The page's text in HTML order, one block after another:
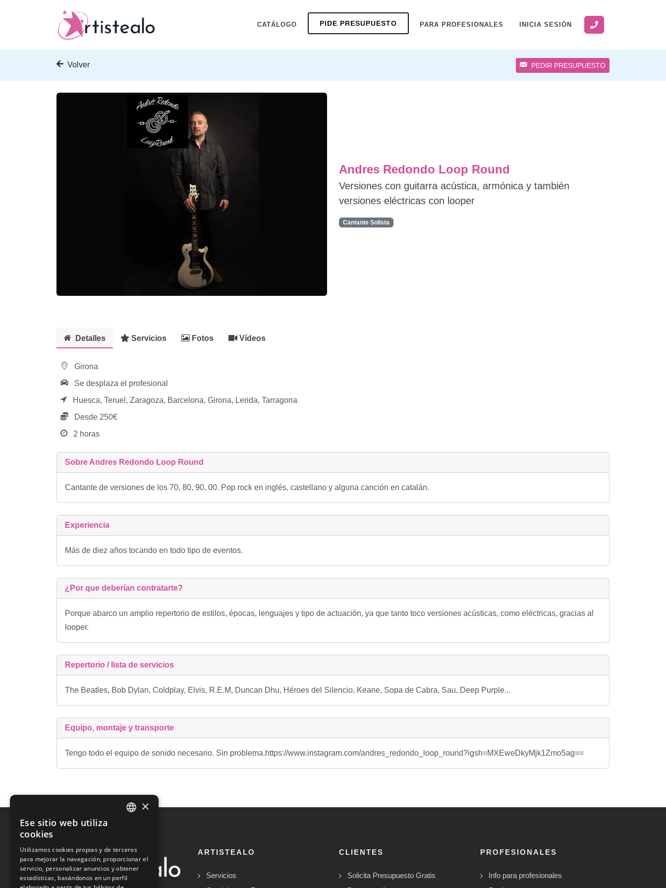
CATÁLOGO PIDE PRESUPUESTO PARA PROFESIONALES INICIA SESIÓN
Volver PEDIR PRESUPUESTO
Andres Redondo Loop Round
Versiones con guitarra acústica, armónica y también
versiones eléctricas con looper
Cantante Solista
Detalles Servicios Fotos Vídeos
Girona
Se desplaza el profesional
Huesca, Teruel, Zaragoza, Barcelona, Girona, Lerida, Tarragona
Desde 250€
2 horas
Sobre Andres Redondo Loop Round
Cantante de versiones de los 70, 80, 90, 00. Pop rock en inglés, castellano y alguna canción en catalán.
Experiencia
Más de diez años tocando en todo tipo de eventos.
¿Por que deberían contratarte?
Porque abarco un amplio repertorio de estilos, épocas, lenguajes y tipo de actuación, ya que tanto toco versiones acústicas, como eléctricas, gracias al
looper.
Repertorio / lista de servicios
The Beatles, Bob Dylan, Coldplay, Elvis, R.E.M, Duncan Dhu, Héroes del Silencio, Keane, Sopa de Cabra, Sau, Deep Purple...
Equipo, montaje y transporte
Tengo todo el equipo de sonido necesario. Sin problema.https://www.instagram.com/andres_redondo_loop_round?igsh=MXEweDkyMjk1Zmo5ag==
ARTISTEALO
Servicios
CLIENTES
Solicita Presupuesto Gratis
PROFESIONALES
Info para profesionales
×
Ese sitio web utiliza
cookies
Utilizamos cookies propias y de terceros
para mejorar la navegación, proporcionar el
servicio, personalizar anuncios y obtener
estadísticas, basándonos en un perfil